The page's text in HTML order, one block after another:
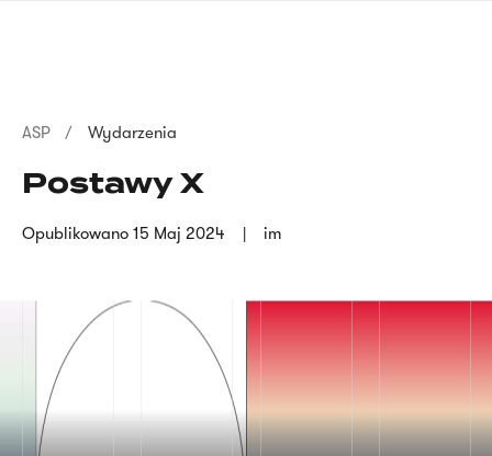
Ścieżka
nawigacyjna
ASP Wydarzenia
Postawy X
Opublikowano 15 Maj 2024 im